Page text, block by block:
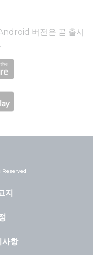
버전은 곧 출시
Reserved
지
사항